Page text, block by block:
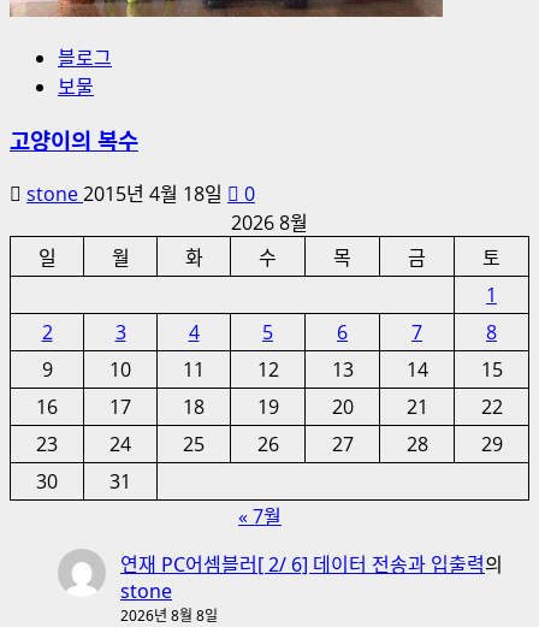
블로그
보물
고양이의 복수
stone2015년 4월 18일
0
2026 8월
일
월 화 수 목 금
토
1
2
3 4 5 6 7
8
9
10 11 12 13 14
15
16
17 18 19 20 21
22
23
24 25 26 27 28
29
30
31
« 7월
연재 PC어셈블러[ 2/ 6] 데이터 전송과 입출력의
stone
2026년 8월 8일